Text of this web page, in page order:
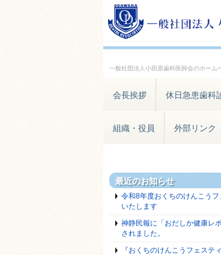
一般社団法人小田原歯科医師会のホーム
会長挨拶 休日急患歯科
組織・役員 外部リンク
最近のお知らせ
令和8年度おくちのけんこう
いたします
神静民報に「おだしか健康レ
されました。
『おくちのけんこうフェステ